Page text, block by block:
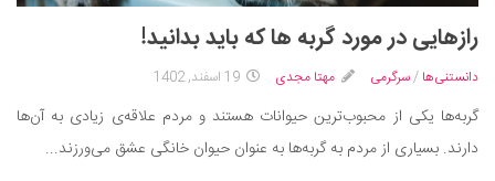
سفر و گردشگری
ایران گردی
جهان گردی
رابطه، عشق و ازدواج
موفقیت و مهارت‌های فردی
رازهایی در مورد گربه ها که باید بدانید!
دانستنی‌ها /سرگرمی مهتا مجدی 19 اسفند, 1402
گربه‌ها یکی از محبوب‌ترین حیوانات هستند و مردم علاقه‌ی زیادی به آن‌ها
دارند. بسیاری از مردم به گربه‌ها به عنوان حیوان خانگی عشق می‌ورزند...